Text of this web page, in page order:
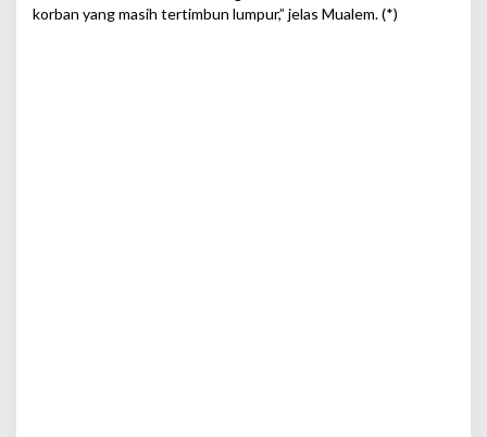
korban yang masih tertimbun lumpur,” jelas Mualem. (*)